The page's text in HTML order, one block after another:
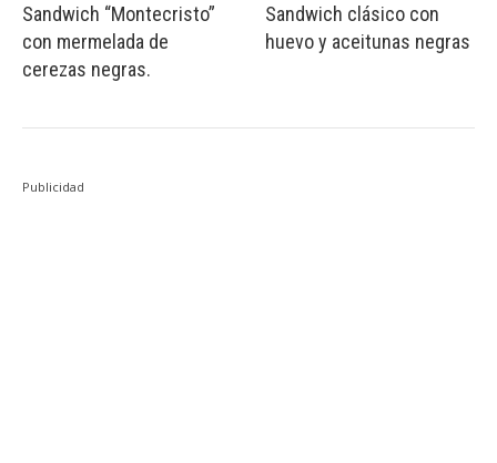
Sandwich “Montecristo”
con mermelada de
cerezas negras.
Sandwich clásico con
huevo y aceitunas negras
Publicidad